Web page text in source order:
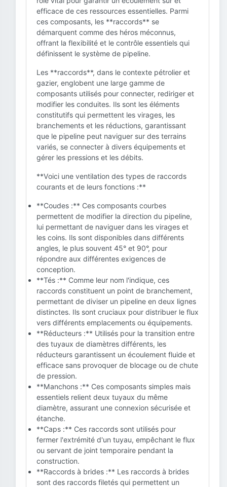
efficace de ces ressources essentielles. Parmi
ces composants, les **raccords** se
démarquent comme des héros méconnus,
offrant la flexibilité et le contrôle essentiels qui
définissent le système de pipeline.
Les **raccords**, dans le contexte pétrolier et
gazier, englobent une large gamme de
composants utilisés pour connecter, rediriger et
modifier les conduites. Ils sont les éléments
constitutifs qui permettent les virages, les
branchements et les réductions, garantissant
que le pipeline peut naviguer sur des terrains
variés, se connecter à divers équipements et
gérer les pressions et les débits.
**Voici une ventilation des types de raccords
courants et de leurs fonctions :**
**Coudes :** Ces composants courbes
permettent de modifier la direction du pipeline,
lui permettant de naviguer dans les virages et
les coins. Ils sont disponibles dans différents
angles, le plus souvent 45° et 90°, pour
répondre aux différentes exigences de
conception.
**Tés :** Comme leur nom l'indique, ces
raccords constituent un point de branchement,
permettant de diviser un pipeline en deux lignes
distinctes. Ils sont cruciaux pour distribuer le flux
vers différents emplacements ou équipements.
**Réducteurs :** Utilisés pour la transition entre
des tuyaux de diamètres différents, les
réducteurs garantissent un écoulement fluide et
efficace sans provoquer de blocage ou de chute
de pression.
**Manchons :** Ces composants simples mais
essentiels relient deux tuyaux du même
diamètre, assurant une connexion sécurisée et
étanche.
**Caps :** Ces raccords sont utilisés pour
fermer l'extrémité d'un tuyau, empêchant le flux
ou servant de joint temporaire pendant la
construction.
**Raccords à brides :** Les raccords à brides
sont des raccords filetés qui permettent un